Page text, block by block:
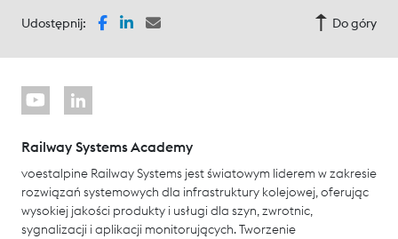
Udostępnij: Do góry
Railway Systems Academy
voestalpine Railway Systems jest światowym liderem w zakresie
rozwiązań systemowych dla infrastruktury kolejowej, oferując
wysokiej jakości produkty i usługi dla szyn, zwrotnic,
sygnalizacji i aplikacji monitorujących. Tworzenie